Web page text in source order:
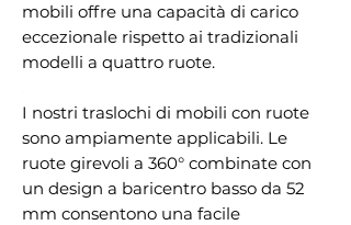
mobili offre una capacità di carico
eccezionale rispetto ai tradizionali
modelli a quattro ruote.
I nostri traslochi di mobili con ruote
sono ampiamente applicabili. Le
ruote girevoli a 360° combinate con
un design a baricentro basso da 52
mm consentono una facile